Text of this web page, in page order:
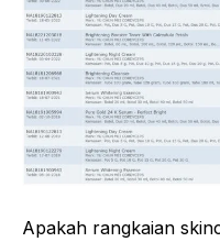
Apakah rangkaian